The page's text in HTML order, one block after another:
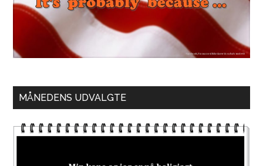
MÅNEDENS UDVALGTE